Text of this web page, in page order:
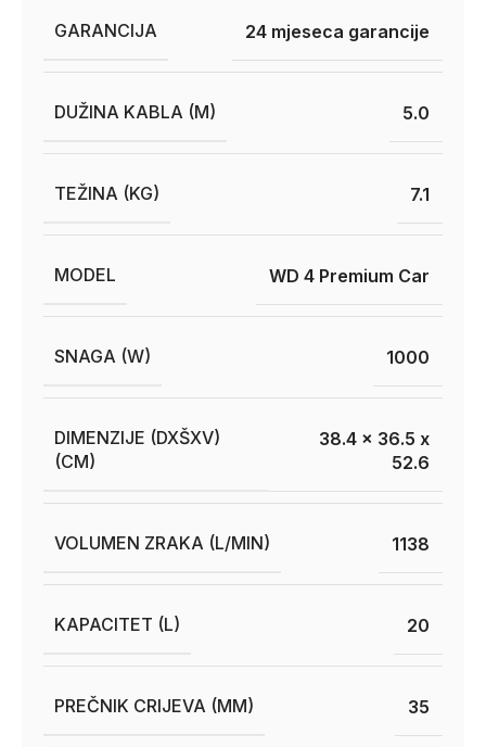
GARANCIJA 24 mjeseca garancije
DUŽINA KABLA (M) 5.0
TEŽINA (KG) 7.1
MODEL WD 4 Premium Car
SNAGA (W) 1000
DIMENZIJE (DXŠXV)
(CM)
38.4 x 36.5 x
52.6
VOLUMEN ZRAKA (L/MIN) 1138
KAPACITET (L) 20
PREČNIK CRIJEVA (MM) 35